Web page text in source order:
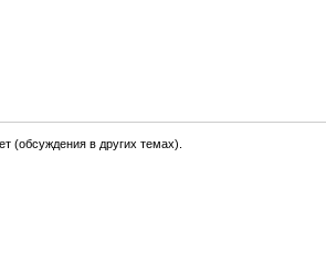
(обсуждения в других темах).